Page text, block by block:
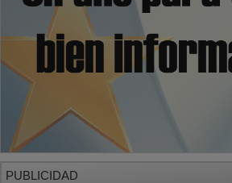
PUBLICIDAD